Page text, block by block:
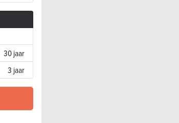
30 jaar
3 jaar